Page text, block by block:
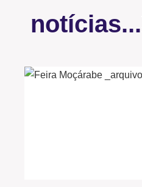
notícias...